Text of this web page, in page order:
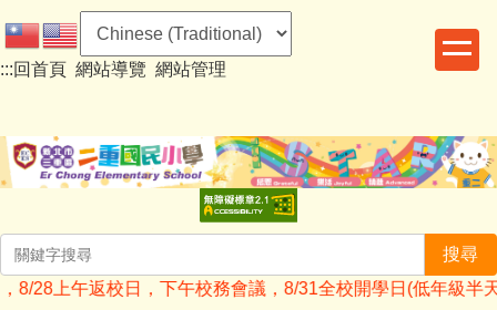
到
主
容
區
:::回首頁 網站導覽 網站管理
搜尋
28上午返校日，下午校務會議，8/31全校開學日(低年級半